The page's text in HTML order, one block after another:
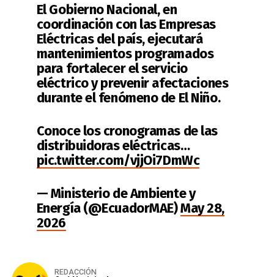
El Gobierno Nacional, en
coordinación con las Empresas
Eléctricas del país, ejecutará
mantenimientos programados
para fortalecer el servicio
eléctrico y prevenir afectaciones
durante el fenómeno de El Niño.
Conoce los cronogramas de las
distribuidoras eléctricas…
pic.twitter.com/vjjOi7DmWc
— Ministerio de Ambiente y
Energía (@EcuadorMAE)May 28,
2026
REDACCIÓN